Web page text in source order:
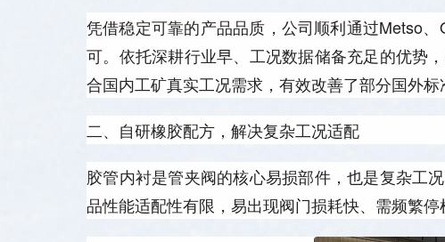
凭借稳定可靠的产品品质，公司顺利通过Metso
可。依托深耕行业早、工况数据储备充足的优势
合国内工矿真实工况需求，有效改善了部分国外标
二、自研橡胶配方，解决复杂工况适配
胶管内衬是管夹阀的核心易损部件，也是复杂工
品性能适配性有限，易出现阀门损耗快、需频繁停